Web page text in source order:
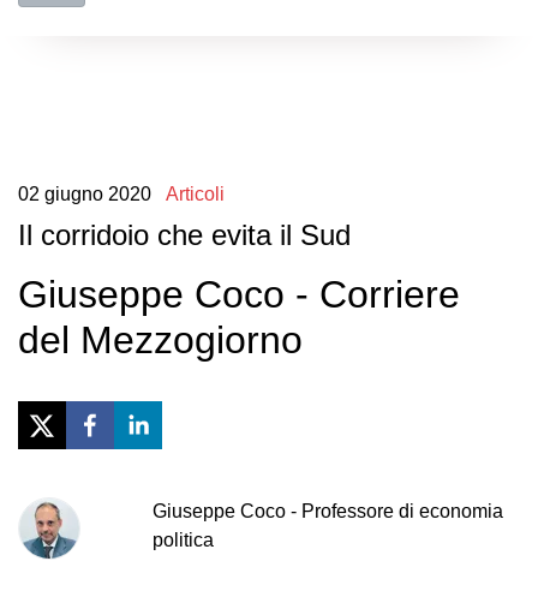
02 giugno 2020 Articoli
Il corridoio che evita il Sud
Giuseppe Coco - Corriere
del Mezzogiorno
Giuseppe Coco - Professore di economia
politica